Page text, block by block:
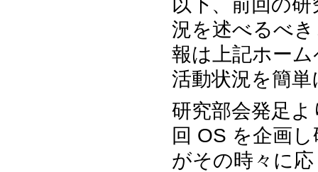
以下、前回の
況を述べるべ
報は上記ホー
活動状況を簡
研究部会発足
回 OS を企画
がその時々に